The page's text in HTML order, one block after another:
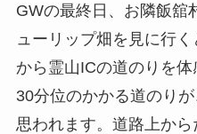
GWの最終日、お隣飯舘
ューリップ畑を見に行
から霊山ICの道のりを
30分位のかかる道のり
思われます。道路上か